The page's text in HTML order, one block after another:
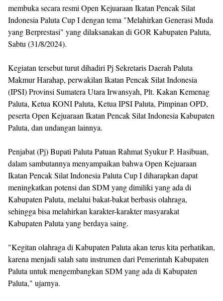
membuka secara resmi Open Kejuaraan Ikatan Pencak Silat
Indonesia Paluta Cup I dengan tema "Melahirkan Generasi Muda
yang Berprestasi" yang dilaksanakan di GOR Kabupaten Paluta,
Sabtu (31/8/2024).
Kegiatan tersebut turut dihadiri Pj Sekretaris Daerah Paluta
Makmur Harahap, perwakilan Ikatan Pencak Silat Indonesia
(IPSI) Provinsi Sumatera Utara Irwansyah, Plt. Kakan Kemenag
Paluta, Ketua KONI Paluta, Ketua IPSI Paluta, Pimpinan OPD,
peserta Open Kejuaraan Ikatan Pencak Silat Indonesia Kabupaten
Paluta, dan undangan lainnya.
Penjabat (Pj) Bupati Paluta Patuan Rahmat Syukur P. Hasibuan,
dalam sambutannya menyampaikan bahwa Open Kejuaraan
Ikatan Pencak Silat Indonesia Paluta Cup I diharapkan dapat
meningkatkan potensi dan SDM yang dimiliki yang ada di
Kabupaten Paluta, melalui bakat-bakat berbasis olahraga,
sehingga bisa melahirkan karakter-karakter masyarakat
Kabupaten Paluta yang berdaya saing.
"Kegitan olahraga di Kabupaten Paluta akan terus kita perhatikan,
karena menjadi salah satu instrumen dari Pemerintah Kabupaten
Paluta untuk mengembangkan SDM yang ada di Kabupaten
Paluta," ujarnya.